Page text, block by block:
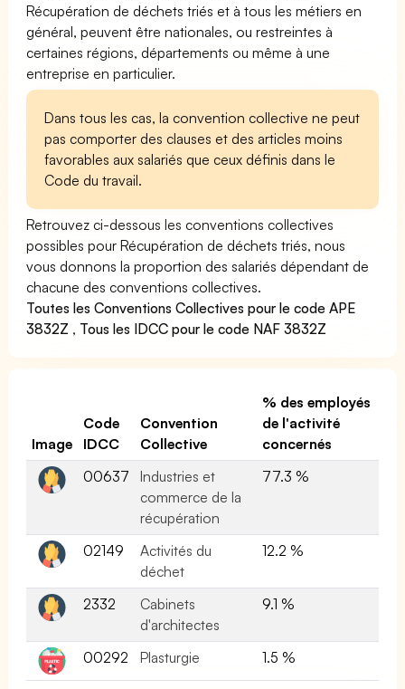
Récupération de déchets triés et à tous les métiers en
général, peuvent être nationales, ou restreintes à
certaines régions, départements ou même à une
entreprise en particulier.
Dans tous les cas, la convention collective ne peut
pas comporter des clauses et des articles moins
favorables aux salariés que ceux définis dans le
Code du travail.
Retrouvez ci-dessous les conventions collectives
possibles pour Récupération de déchets triés, nous
vous donnons la proportion des salariés dépendant de
chacune des conventions collectives.
Toutes les Conventions Collectives pour le code APE
3832Z , Tous les IDCC pour le code NAF 3832Z
Image
Code
IDCC
Convention
Collective
% des employés
de l'activité
concernés
00637
Industries et
commerce de la
récupération
77.3 %
02149
Activités du
déchet
12.2 %
2332
Cabinets
d'architectes
9.1 %
00292 Plasturgie 1.5 %